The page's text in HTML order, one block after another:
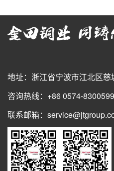
地址：浙江省宁波市江北区
咨询热线：+86 0574-
联系邮箱：